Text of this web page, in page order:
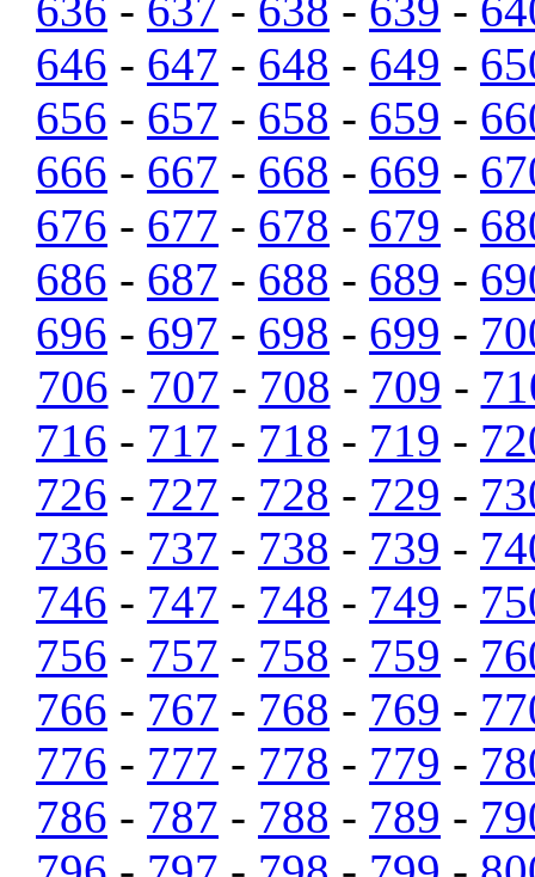
646 - 647 - 648 - 649 -
656 - 657 - 658 - 659 -
666 - 667 - 668 - 669 -
676 - 677 - 678 - 679 -
686 - 687 - 688 - 689 -
696 - 697 - 698 - 699 -
706 - 707 - 708 - 709 -
716 - 717 - 718 - 719 -
726 - 727 - 728 - 729 -
736 - 737 - 738 - 739 -
746 - 747 - 748 - 749 -
756 - 757 - 758 - 759 -
766 - 767 - 768 - 769 -
776 - 777 - 778 - 779 -
786 - 787 - 788 - 789 -